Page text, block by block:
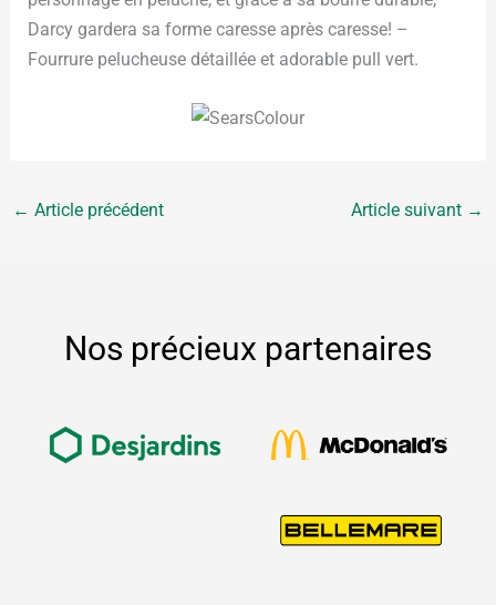
Darcy gardera sa forme caresse après caresse! –
Fourrure pelucheuse détaillée et adorable pull vert.
← Article précédent Article suivant →
Nos précieux partenaires